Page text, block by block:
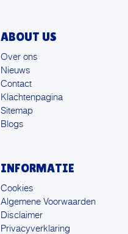
ABOUT US
Over ons
Nieuws
Contact
Klachtenpagina
Sitemap
Blogs
INFORMATIE
Cookies
Algemene Voorwaarden
Disclaimer
Privacyverklaring